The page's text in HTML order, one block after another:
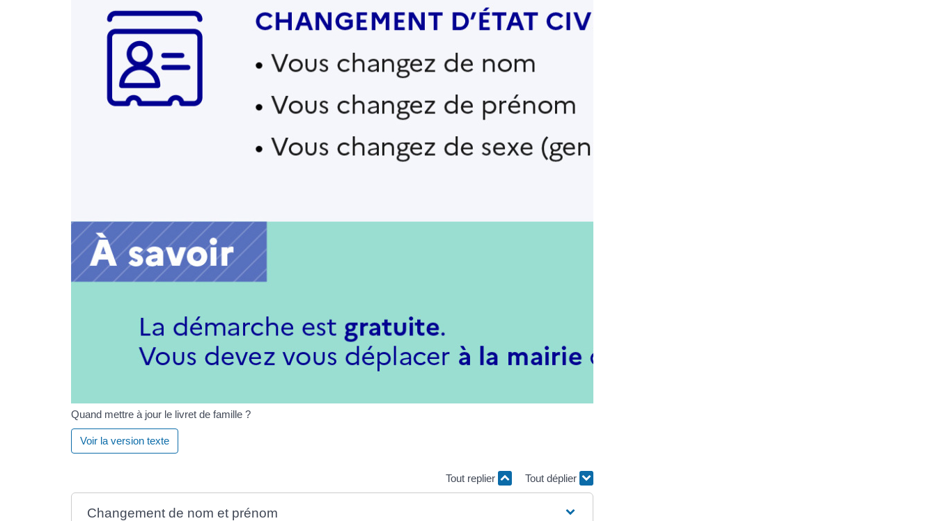
Quand mettre à jour le livret de famille ?
Voir la version texte
Tout replier Tout déplier
Changement de nom et prénom